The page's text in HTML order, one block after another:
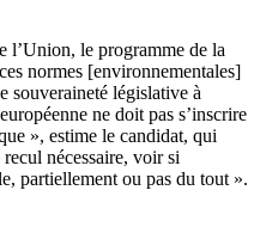
l’Union, le programme de la
normes [environnementales]
souveraineté législative à
ne doit pas s’inscrire
», estime le candidat, qui
nécessaire, voir si
partiellement ou pas du tout ».